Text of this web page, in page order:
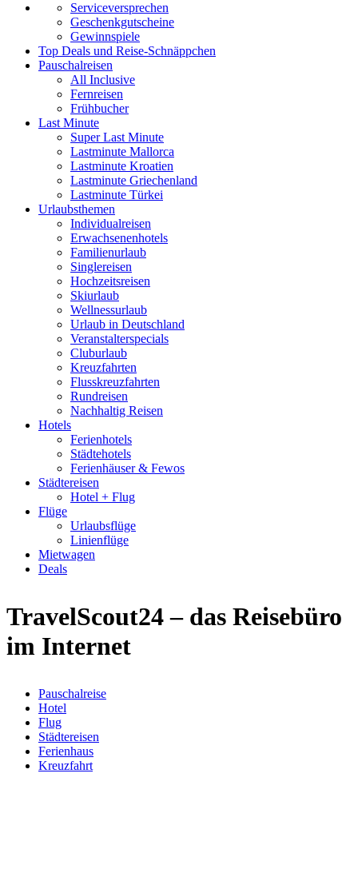
Serviceversprechen
Geschenkgutscheine
Gewinnspiele
Top Deals und Reise-Schnäppchen
Pauschalreisen
All Inclusive
Fernreisen
Frühbucher
Last Minute
Super Last Minute
Lastminute Mallorca
Lastminute Kroatien
Lastminute Griechenland
Lastminute Türkei
Urlaubsthemen
Individualreisen
Erwachsenenhotels
Familienurlaub
Singlereisen
Hochzeitsreisen
Skiurlaub
Wellnessurlaub
Urlaub in Deutschland
Veranstalterspecials
Cluburlaub
Kreuzfahrten
Flusskreuzfahrten
Rundreisen
Nachhaltig Reisen
Hotels
Ferienhotels
Städtehotels
Ferienhäuser & Fewos
Städtereisen
Hotel + Flug
Flüge
Urlaubsflüge
Linienflüge
Mietwagen
Deals
TravelScout24 – das Reisebüro
im Internet
Pauschalreise
Hotel
Flug
Städtereisen
Ferienhaus
Kreuzfahrt